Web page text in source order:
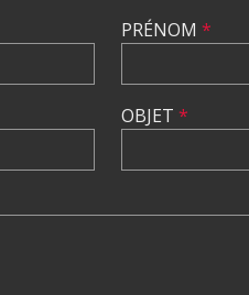
PRÉNOM *
OBJET *